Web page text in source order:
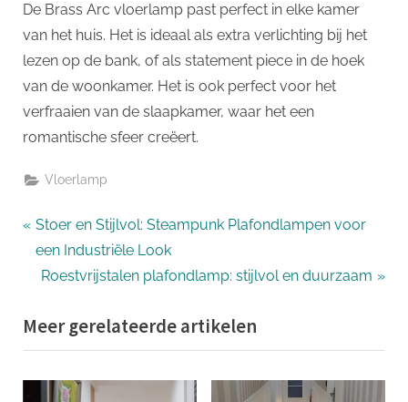
De Brass Arc vloerlamp past perfect in elke kamer
van het huis. Het is ideaal als extra verlichting bij het
lezen op de bank, of als statement piece in de hoek
van de woonkamer. Het is ook perfect voor het
verfraaien van de slaapkamer, waar het een
romantische sfeer creëert.
Vloerlamp
Bericht
navigatie
P
r
e
o
u
Stoer en Stijlvol: Steampunk Plafondlampen voor
een Industriële Look
N
x
t
P
Roestvrijstalen plafondlamp: stijlvol en duurzaam
Meer gerelateerde artikelen